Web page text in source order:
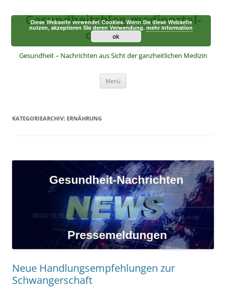
springen
Gesundheitsblog-mediportal-
online.de
Gesundheit – Nachrichten aus Sicht der ganzheitlichen Medizin
Menü
KATEGORIEARCHIV: ERNÄHRUNG
Neue Handlungsempfehlungen zur
Schwangerschaft
Diese Webseite verwendet Cookies. Wenn Sie diese Webseite
nutzen, akzeptieren Sie deren Verwendung.mehr Information
ok